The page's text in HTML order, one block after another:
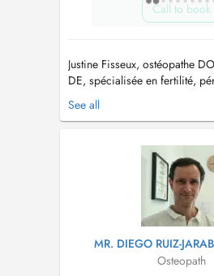
Call to book
Justine Fisseux, ostéopathe
DE, spécialisée en fertilité,
techniques douces en
congés d'été (24.08 au
consultation :-) Paiement
payconic ou Satispay...
See all
MR. DIEGO RUIZ-
Osteopath